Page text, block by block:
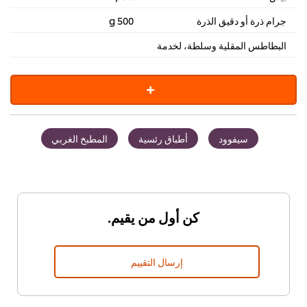
جرام ذرة أو دقيق الذرة
500 g
البطاطس المقلية وسلطة، لخدمة
سيفوود أطباق رئسية المطبخ الغربي
كن أول من يقيم.
إرسال التقييم